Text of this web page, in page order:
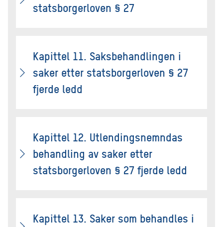
statsborgerloven § 27
Kapittel 11. Saksbehandlingen i
saker etter statsborgerloven § 27
fjerde ledd
Kapittel 12. Utlendingsnemndas
behandling av saker etter
statsborgerloven § 27 fjerde ledd
Kapittel 13. Saker som behandles i